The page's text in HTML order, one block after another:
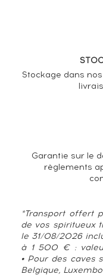
Stockage dans
Garantie sur le
règlements
*Transport offert
de vos spiritueux
le 31/08/2026
à 1 500 € :
• Pour des caves
Belgique,